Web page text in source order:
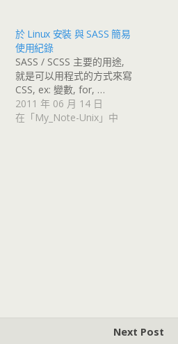
於 Linux 安裝 與 SASS 簡易
使用紀錄
SASS / SCSS 主要的用途,
就是可以用程式的方式來寫
CSS, ex: 變數, for, …
2011 年 06 月 14 日
在「My_Note-Unix」中
Next Post